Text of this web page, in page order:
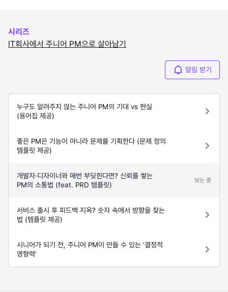
시리즈
IT회사에서 주니어 PM으로 살아남기
알림 받기
누구도 알려주지 않는 주니어 PM의 기대 vs 현실
(용어집 제공)
좋은 PM은 기능이 아니라 문제를 기획한다 (문제 정의
템플릿 제공)
개발자·디자이너와 매번 부딪힌다면? 신뢰를 쌓는
PM의 소통법 (feat. PRD 템플릿)
보는 중
서비스 출시 후 피드백 지옥? 숫자 속에서 방향을 찾는
법 (템플릿 제공)
시니어가 되기 전, 주니어 PM이 만들 수 있는 '결정적
영향력'